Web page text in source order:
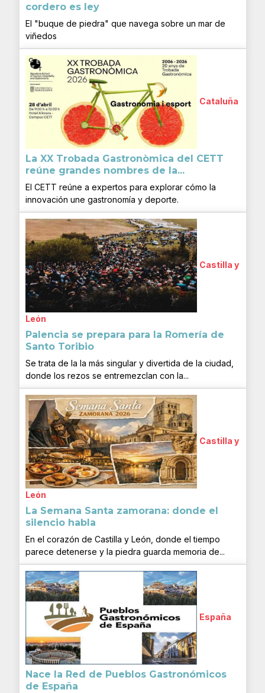
cordero es ley
El "buque de piedra" que navega sobre un mar de
viñedos
Cataluña
La XX Trobada Gastronòmica del CETT
reúne grandes nombres de la...
El CETT reúne a expertos para explorar cómo la
innovación une gastronomía y deporte.
Castilla y
León
Palencia se prepara para la Romería de
Santo Toribio
Se trata de la la más singular y divertida de la ciudad,
donde los rezos se entremezclan con la...
Castilla y
León
La Semana Santa zamorana: donde el
silencio habla
En el corazón de Castilla y León, donde el tiempo
parece detenerse y la piedra guarda memoria de...
España
Nace la Red de Pueblos Gastronómicos
de España